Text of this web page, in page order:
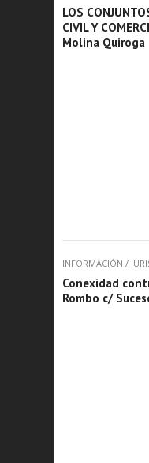
LOS
CIVIL Y
Molina Quiroga
INFORMACIÓN /
Conexidad
Rombo c/